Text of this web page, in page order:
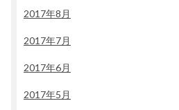
2017年8月
2017年7月
2017年6月
2017年5月